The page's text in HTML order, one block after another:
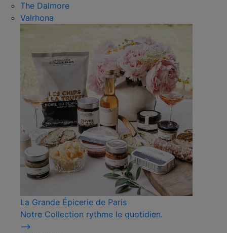
The Dalmore
Valrhona
La Grande Épicerie de Paris
Notre Collection rythme le quotidien.
⟶